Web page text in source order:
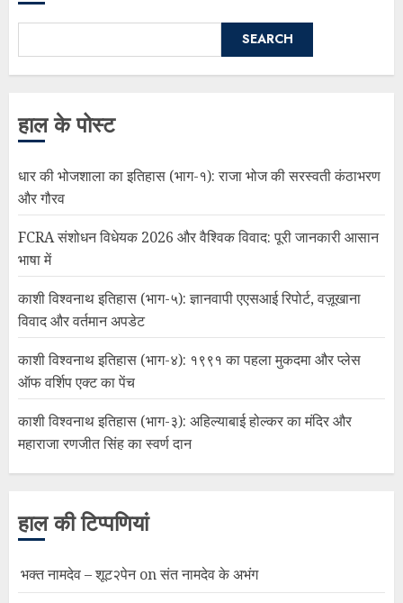
SEARCH
हाल के पोस्ट
धार की भोजशाला का इतिहास (भाग-१): राजा भोज की सरस्वती कंठाभरण
और गौरव
FCRA संशोधन विधेयक 2026 और वैश्विक विवाद: पूरी जानकारी आसान
भाषा में
काशी विश्वनाथ इतिहास (भाग-५): ज्ञानवापी एएसआई रिपोर्ट, वज़ूखाना
विवाद और वर्तमान अपडेट
काशी विश्वनाथ इतिहास (भाग-४): १९९१ का पहला मुकदमा और प्लेस
ऑफ वर्शिप एक्ट का पेंच
काशी विश्वनाथ इतिहास (भाग-३): अहिल्याबाई होल्कर का मंदिर और
महाराजा रणजीत सिंह का स्वर्ण दान
हाल की टिप्पणियां
भक्त नामदेव – शूट२पेनonसंत नामदेव के अभंग